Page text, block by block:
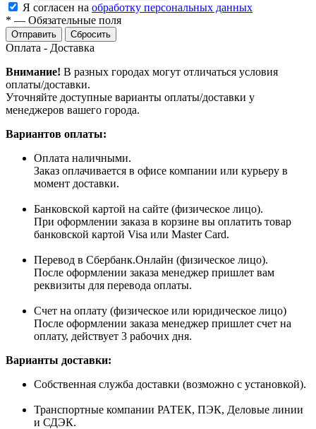
Я согласен на обработку персональных данных
* — Обязательные поля
Сбросить
Оплата - Доставка
Внимание! В разных городах могут отличаться условия
оплаты/доставки.
Уточняйте доступные варианты оплаты/доставки у
менеджеров вашего города.
Вариантов оплаты:
Оплата наличными.
Заказ оплачивается в офисе компании или курьеру в
момент доставки.
Банковской картой на сайте (физическое лицо).
При оформлении заказа в корзине вы оплатить товар
банковской картой Visa или Master Card.
Перевод в Сбербанк.Онлайн (физическое лицо).
После оформлении заказа менеджер пришлет вам
реквизиты для перевода оплаты.
Счет на оплату (физическое или юридическое лицо)
После оформлении заказа менеджер пришлет счет на
оплату, действует 3 рабочих дня.
Варианты доставки:
Собственная служба доставки (возможно с установкой).
Транспортные компании РАТЕК, ПЭК, Деловые линии
и СДЭК.